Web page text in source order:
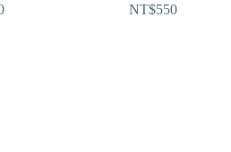
NT$550